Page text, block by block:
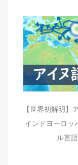
【世界初解明】
インドヨーロッ
ル言